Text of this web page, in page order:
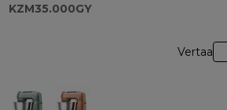
KZM35.000GY
Vertaa